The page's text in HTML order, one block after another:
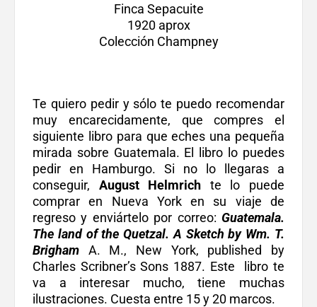
Finca Sepacuite
1920 aprox
Colección Champney
Te quiero pedir y sólo te puedo recomendar
muy encarecidamente, que compres el
siguiente libro para que eches una pequeña
mirada sobre Guatemala. El libro lo puedes
pedir en Hamburgo. Si no lo llegaras a
conseguir, August Helmrich te lo puede
comprar en Nueva York en su viaje de
regreso y enviártelo por correo: Guatemala.
The land of the Quetzal. A Sketch by Wm. T.
Brigham A. M., New York, published by
Charles Scribner’s Sons 1887. Este libro te
va a interesar mucho, tiene muchas
ilustraciones. Cuesta entre 15 y 20 marcos.